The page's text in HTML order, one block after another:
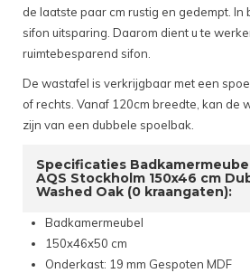
de laatste paar cm rustig en gedempt. In
sifon uitsparing. Daarom dient u te
ruimtebesparend sifon.
De wastafel is verkrijgbaar met een
of rechts. Vanaf 120cm breedte, kan de
zijn van een dubbele spoelbak.
Specificaties
AQS Stockholm 150x46 cm
Washed Oak (0 kraangaten):
Badkamermeubel
150x46x50 cm
Onderkast: 19 mm Gespoten MDF